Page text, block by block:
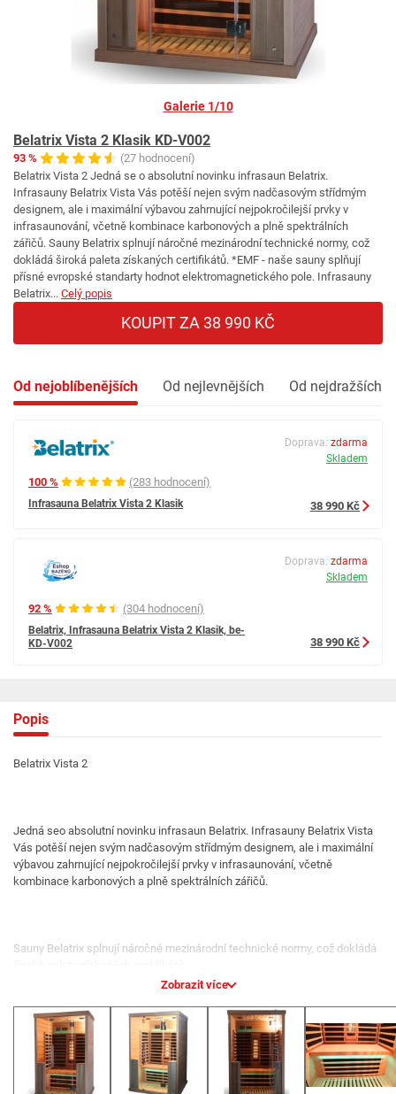
Galerie 1/10
Belatrix Vista 2 Klasik KD-V002
93 %
(27 hodnocení)
Belatrix Vista 2 Jedná se o absolutní novinku infrasaun Belatrix.
Infrasauny Belatrix Vista Vás potěší nejen svým nadčasovým střídmým
designem, ale i maximální výbavou zahrnující nejpokročilejší prvky v
infrasaunování, včetně kombinace karbonových a plně spektrálních
zářičů. Sauny Belatrix splnují náročné mezinárodní technické normy, což
dokládá široká paleta získaných certifikátů. *EMF - naše sauny splňují
přísné evropské standarty hodnot elektromagnetického pole. Infrasauny
Belatrix... Celý popis
KOUPIT ZA 38 990 KČ
Od nejoblíbenějších Od nejlevnějších Od nejdražších
100 % (283 hodnocení)
Infrasauna Belatrix Vista 2 Klasik
Doprava: zdarma
Skladem
38 990 Kč
92 % (304 hodnocení)
Belatrix, Infrasauna Belatrix Vista 2 Klasik, be-
KD-V002
Doprava: zdarma
Skladem
38 990 Kč
Popis
Belatrix Vista 2
Jedná seo absolutní novinku infrasaun Belatrix. Infrasauny Belatrix Vista
Vás potěší nejen svým nadčasovým střídmým designem, ale i maximální
výbavou zahrnující nejpokročilejší prvky v infrasaunování, včetně
kombinace karbonových a plně spektrálních zářičů.
Sauny Belatrix splnují náročné mezinárodní technické normy, což dokládá
elektromagnetického pole.
Infrasauny Belatrix obsahují již ve svém standardu:
Kontrolní panel
Zobrazit více